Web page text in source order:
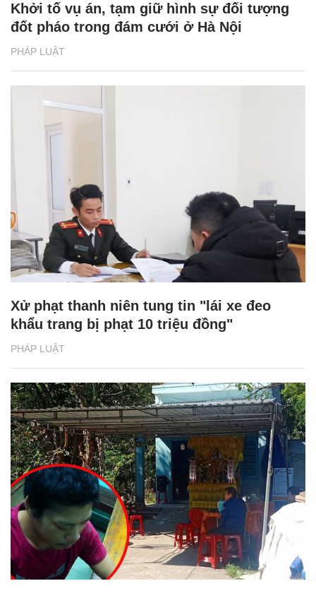
PHÁP LUẬT
Khởi tố vụ án, tạm giữ hình sự đối tượng
đốt pháo trong đám cưới ở Hà Nội
PHÁP LUẬT
Xử phạt thanh niên tung tin "lái xe đeo
khẩu trang bị phạt 10 triệu đồng"